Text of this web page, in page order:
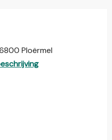
Ploërmel